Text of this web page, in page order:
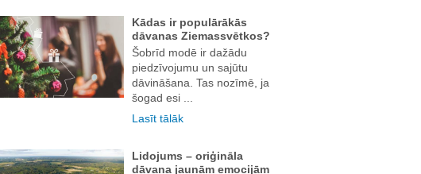
Kādas ir populārākās
dāvanas Ziemassvētkos?
Šobrīd modē ir dažādu
piedzīvojumu un sajūtu
dāvināšana. Tas nozīmē, ja
šogad esi ...
Lasīt tālāk
Lidojums – oriģināla
dāvana jaunām emocijām